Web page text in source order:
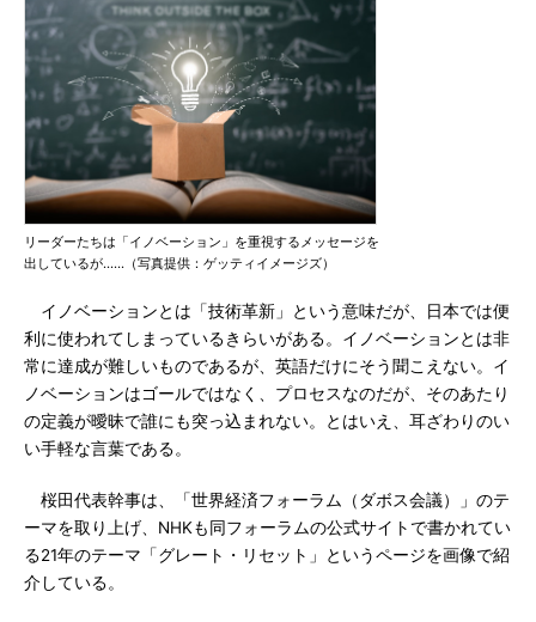
リーダーたちは「イノベーション」を重視するメッセージを
出しているが……（写真提供：ゲッティイメージズ）
イノベーションとは「技術革新」という意味だが、日本では便
利に使われてしまっているきらいがある。イノベーションとは非
常に達成が難しいものであるが、英語だけにそう聞こえない。イ
ノベーションはゴールではなく、プロセスなのだが、そのあたり
の定義が曖昧で誰にも突っ込まれない。とはいえ、耳ざわりのい
い手軽な言葉である。
桜田代表幹事は、「世界経済フォーラム（ダボス会議）」のテ
ーマを取り上げ、NHKも同フォーラムの公式サイトで書かれてい
る21年のテーマ「グレート・リセット」というページを画像で紹
介している。